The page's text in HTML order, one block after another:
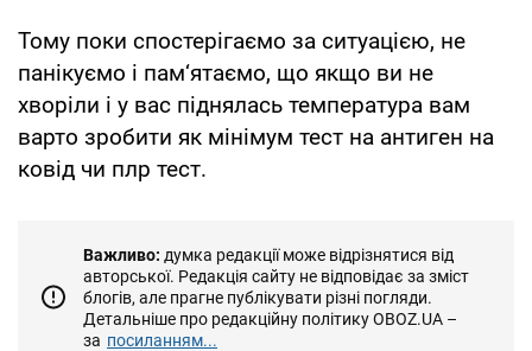
Тому поки спостерігаємо за ситуацією, не
панікуємо і пам‘ятаємо, що якщо ви не
хворіли і у вас піднялась температура вам
варто зробити як мінімум тест на антиген на
ковід чи плр тест.
Важливо: думка редакції може відрізнятися від
авторської. Редакція сайту не відповідає за зміст
блогів, але прагне публікувати різні погляди.
Детальніше про редакційну політику OBOZ.UA –
за посиланням...